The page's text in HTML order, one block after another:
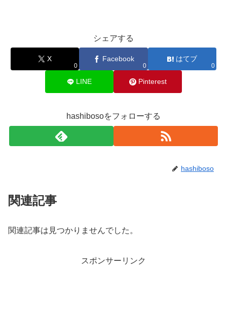
シェアする
X
0
Facebook
0
はてブ
0
LINE Pinterest
hashibosoをフォローする
hashiboso
関連記事
関連記事は見つかりませんでした。
スポンサーリンク